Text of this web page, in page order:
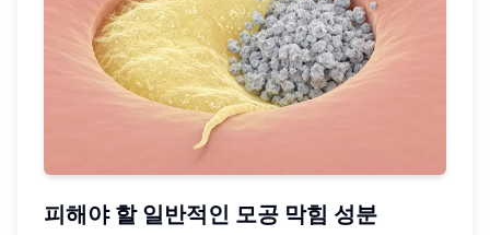
피해야 할 일반적인 모공 막힘 성분